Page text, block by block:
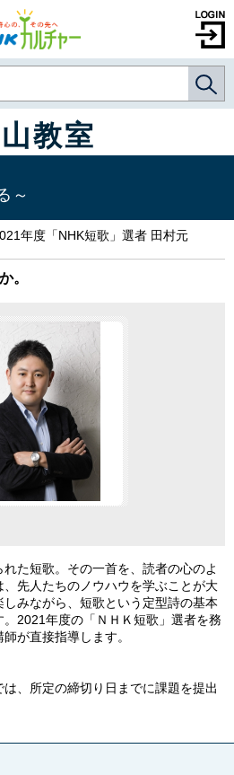
教室
～
年度「NHK短歌」選者 田村元
。
た短歌。その一首を、読者の心のよ
先人たちのノウハウを学ぶことが大
みながら、短歌という定型詩の基本
2021年度の「ＮＨＫ短歌」選者を務
が直接指導します。
、所定の締切り日までに課題を提出